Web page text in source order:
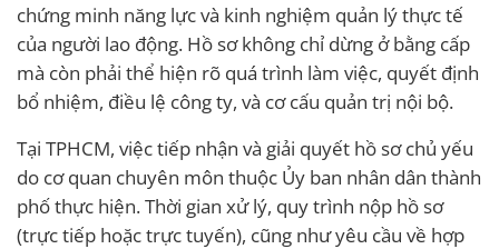
chứng minh năng lực và kinh nghiệm quản lý thực tế
của người lao động. Hồ sơ không chỉ dừng ở bằng cấp
mà còn phải thể hiện rõ quá trình làm việc, quyết định
bổ nhiệm, điều lệ công ty, và cơ cấu quản trị nội bộ.
Tại TPHCM, việc tiếp nhận và giải quyết hồ sơ chủ yếu
do cơ quan chuyên môn thuộc Ủy ban nhân dân thành
phố thực hiện. Thời gian xử lý, quy trình nộp hồ sơ
(trực tiếp hoặc trực tuyến), cũng như yêu cầu về hợp